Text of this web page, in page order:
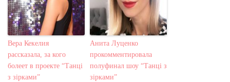
Вера Кекелия
рассказала, за кого
болеет в проекте “Танці
з зірками”
Анита Луценко
прокомментировала
полуфинал шоу “Танці з
зірками”